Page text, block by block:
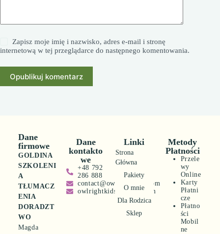
Zapisz moje imię i nazwisko, adres e-mail i stronę
internetową w tej przeglądarce do następnego komentowania.
Opublikuj komentarz
Dane
firmowe
GOLDINA
SZKOLENI
A
TŁUMACZ
ENIA
DORADZT
WO
Magda
Dane
kontakto
we
+48 792
286 888
contact@owlrightkids.com
owlrightkids@gmail.com
Linki
Strona
Główna
Pakiety
O mnie
Dla Rodzica
Sklep
Metody
Płatności
Przele
wy
Online
Karty
Płatni
cze
Płatno
ści
Mobil
ne